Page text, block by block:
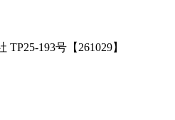
193号【261029】